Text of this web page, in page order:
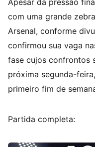
Apesar da pressão
com uma grande
Arsenal, conforme
confirmou sua vaga
fase cujos confrontos
próxima segunda-
primeiro fim de
Partida completa: